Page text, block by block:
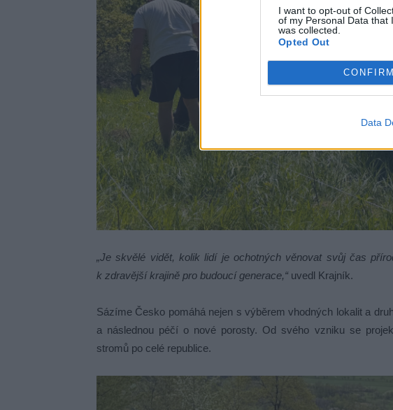
I want to opt-out of
of my Personal Data that
was collected.
Opted Out
CONFIRM
Data
„Je skvělé vidět, kolik lidí je ochotných věnovat svůj čas
k zdravější krajině pro budoucí generace,“ uvedl Krajník.
Sázíme Česko pomáhá nejen s výběrem vhodných lokalit a
a následnou péčí o nové porosty. Od svého vzniku se
stromů po celé republice.